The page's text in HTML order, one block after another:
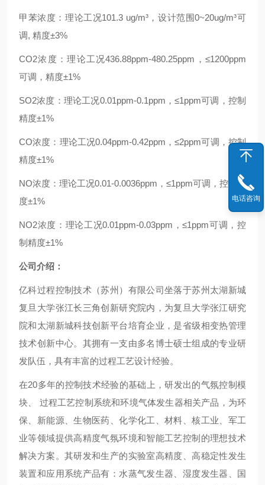
甲苯浓度：理论工况101.3 ug/m³，设计范围0~20ug/m³可
调, 精度±3%
CO2浓度：理论工况436.88ppm-480.25ppm，≤1200ppm
可调，精度±1%
SO2浓度：理论工况0.01ppm-0.1ppm，≤1ppm可调，控制
精度±1%
CO浓度：理论工况0.04ppm-0.42ppm，≤2ppm可调，控制
精度±1%
NO浓度：理论工况0.01-0.0036ppm，≤1ppm可调，控制精
度±1%
NO2浓度：理论工况0.01ppm-0.03ppm，≤1ppm可调，控
制精度±1%
公司介绍：
亿科过程控制技术（苏州）有限公司坐落于苏州太湖新城
复旦大学张江长三角创新研究院内，为复旦大学张江研究
院和太湖新城科技创新平台培育企业，是省级相变热管理
技术创新中心。其拥有一支由多名博士硕士组成的专业研
发队伍，具有丰富的过程工艺设计经验。
在20多年的控制技术经验的基础上，研发出的气氛控制模
块、 过程工艺控制系统和环境气体发生器相关产品，为环
保、新能源、生物医药、化学化工、材料、核工业、军工
业等领域提供高精度气氛环境和智能工艺控制的理想技术
解决方案。其研发和生产的实验室高精度、高稳定性发生
装置和应用系统产品有：水蒸气发生器、湿度发生器、国
电话咨询